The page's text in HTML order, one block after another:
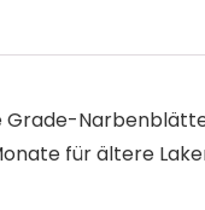
für ältere